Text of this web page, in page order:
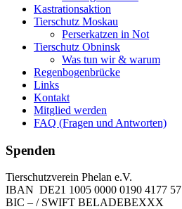
Kastrationsaktion
Tierschutz Moskau
Perserkatzen in Not
Tierschutz Obninsk
Was tun wir & warum
Regenbogenbrücke
Links
Kontakt
Mitglied werden
FAQ (Fragen und Antworten)
Spenden
Tierschutzverein Phelan e.V.
IBAN DE21 1005 0000 0190 4177 57
BIC – / SWIFT BELADEBEXXX